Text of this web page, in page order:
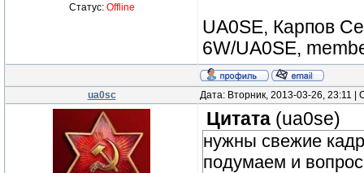
Статус: Offline
UA0SE, Карпов
6W/UA0SE,
ua0sc Дата: Вторник, 2013-03-26, 23:11
Цитата (ua0se)
нужны свежие
подумаем и